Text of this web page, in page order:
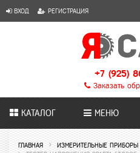
ВХОД РЕГИСТРАЦИЯ
+7 (925)
Заказать
КАТАЛОГ МЕНЮ
ГЛАВНАЯ ИЗМЕРИТЕЛЬНЫЕ ПРИБОРЫ